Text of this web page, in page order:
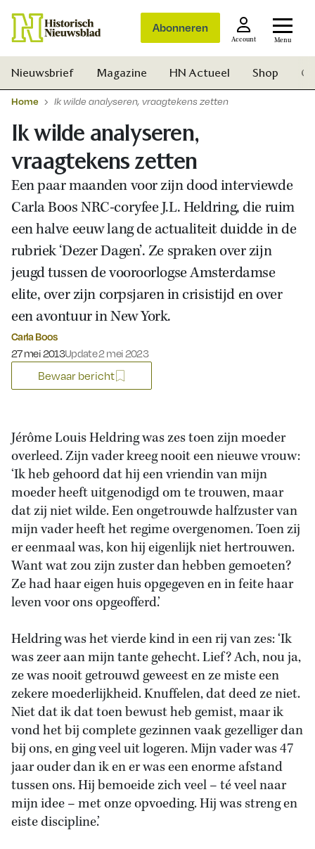
Abonneren
Account Menu
Zoek
Nieuwsbrief Magazine HN Actueel Shop
Home Ik wilde analyseren, vraagtekens zetten
Ik wilde analyseren,
vraagtekens zetten
Een paar maanden voor zijn dood interviewde
Carla Boos NRC-coryfee J.L. Heldring, die ruim
een halve eeuw lang de actualiteit duidde in de
rubriek ‘Dezer Dagen’. Ze spraken over zijn
jeugd tussen de vooroorlogse Amsterdamse
elite, over zijn corpsjaren in crisistijd en over
een avontuur in New York.
Carla Boos
Gepubliceerd op:
27 mei 2013Update 2 mei 2023
Bewaar bericht
Jérôme Louis Heldring was zes toen zijn moeder
overleed. Zijn vader kreeg nooit een nieuwe vrouw:
‘Ik heb gehoord dat hij een vriendin van mijn
moeder heeft uitgenodigd om te trouwen, maar
dat zij niet wilde. Een ongetrouwde halfzuster van
mijn vader heeft het regime overgenomen. Toen zij
er eenmaal was, kon hij eigenlijk niet hertrouwen.
Want wat zou zijn zuster dan hebben gemoeten?
Ze had haar eigen huis opgegeven en in feite haar
leven voor ons opgeofferd.’
Heldring was het vierde kind in een rij van zes: ‘Ik
was zeer aan mijn tante gehecht. Lief? Ach, nou ja,
ze was nooit getrouwd geweest en ze miste een
zekere moederlijkheid. Knuffelen, dat deed ze niet.
Niet dat ik dat toen bewust heb gemist, maar ik
vond het bij complete gezinnen vaak gezelliger dan
bij ons, en ging veel uit logeren. Mijn vader was 47
jaar ouder dan ik en er was een enorme afstand
tussen ons. Hij bemoeide zich veel – té veel naar
mijn idee – met onze opvoeding. Hij was streng en
eiste discipline.’